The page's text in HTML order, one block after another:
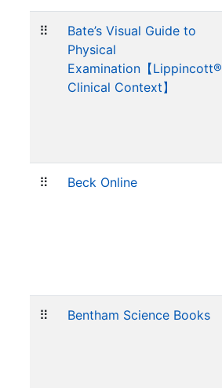
⠿
Bate’s Visual Guide to
Physical
Examination【Lippincott®
Clinical Context】
⠿ Beck Online
⠿ Bentham Science Books